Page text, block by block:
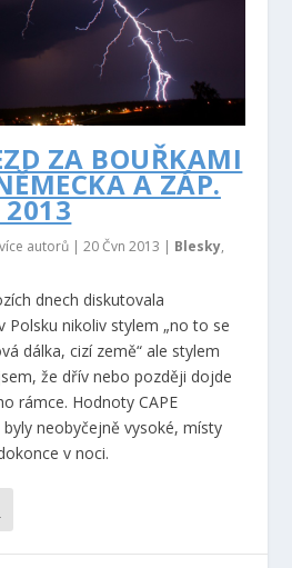
ZA BOUŘKAMI
A ZÁP.
2013
autorů |20 Čvn 2013 | Blesky,
dnech diskutovala
Polsku nikoliv stylem „no to se
dálka, cizí země“ ale stylem
že dřív nebo později dojde
rámce. Hodnoty CAPE
neobyčejně vysoké, místy
v noci.